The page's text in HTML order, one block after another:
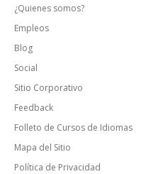
¿Quienes somos?
Empleos
Blog
Social
Sitio Corporativo
Feedback
Folleto de Cursos de Idiomas
Mapa del Sitio
Política de Privacidad